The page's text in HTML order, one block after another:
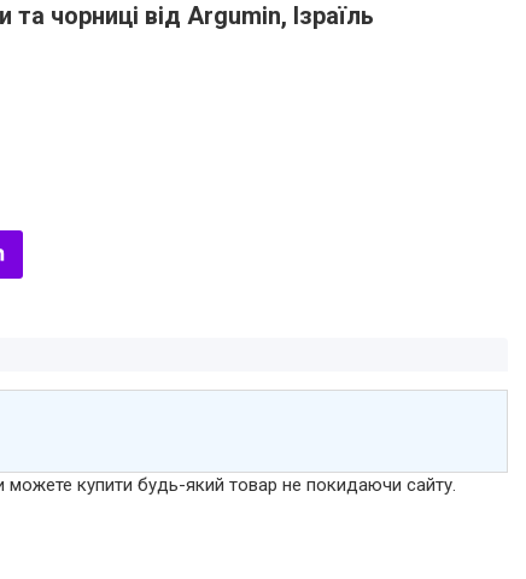
чорниці від Argumin, Ізраїль
можете купити будь-який товар не покидаючи сайту.